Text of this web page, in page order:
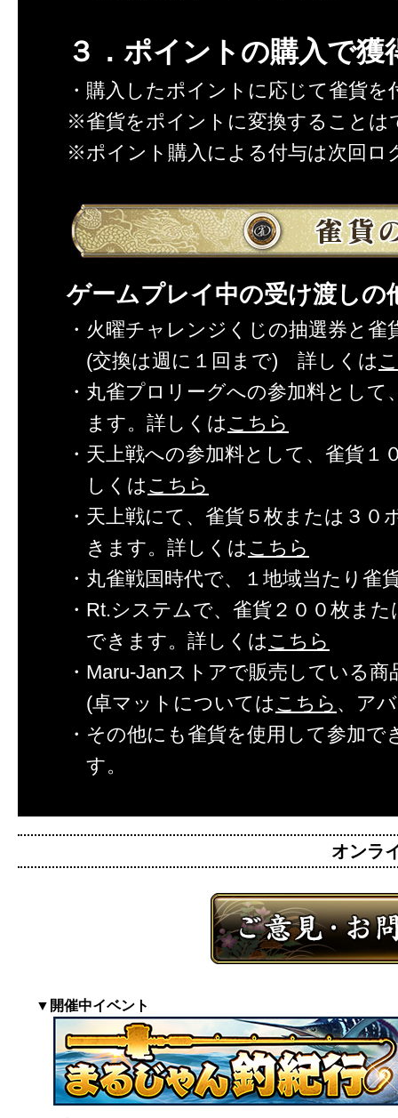
３．ポイントの購入で獲
・購入したポイントに応じて雀貨を
※雀貨をポイントに変換することは
※ポイント購入による付与は次回ロ
ゲームプレイ中の受け渡し
・火曜チャレンジくじの抽選券と
(交換は週に１回まで) 詳しくは
・丸雀プロリーグへの参加料とし
ます。詳しくは こちら
・天上戦への参加料として、雀貨
しくは こちら
・天上戦にて、雀貨５枚または３
きます。詳しくは こちら
・丸雀戦国時代で、１地域当たり
・Rt.システムで、雀貨２００枚ま
できます。詳しくは こちら
・Maru-Janストアで販売している
(卓マットについては こちら 、ア
・その他にも雀貨を使用して参加
す。
オンラ
▼開催中イベント